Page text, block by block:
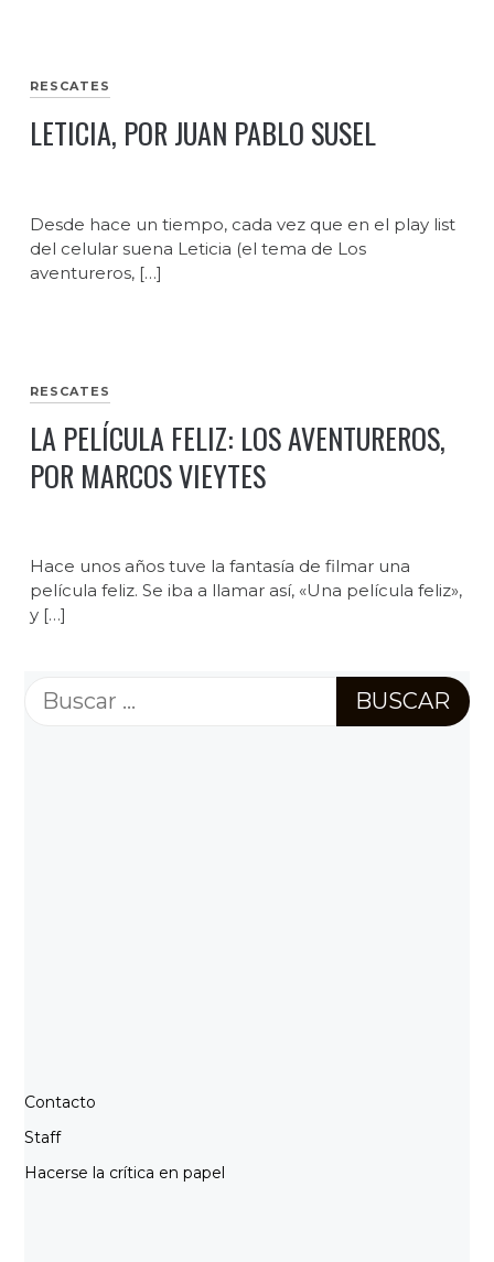
RESCATES
LETICIA, POR JUAN PABLO SUSEL
Desde hace un tiempo, cada vez que en el play list
del celular suena Leticia (el tema de Los
aventureros, […]
RESCATES
LA PELÍCULA FELIZ: LOS AVENTUREROS,
POR MARCOS VIEYTES
Hace unos años tuve la fantasía de filmar una
película feliz. Se iba a llamar así, «Una película feliz»,
y […]
Buscar:
Contacto
Staff
Hacerse la crítica en papel